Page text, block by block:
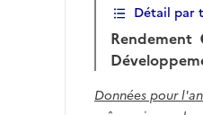
Détail par
Rendement
Données pour